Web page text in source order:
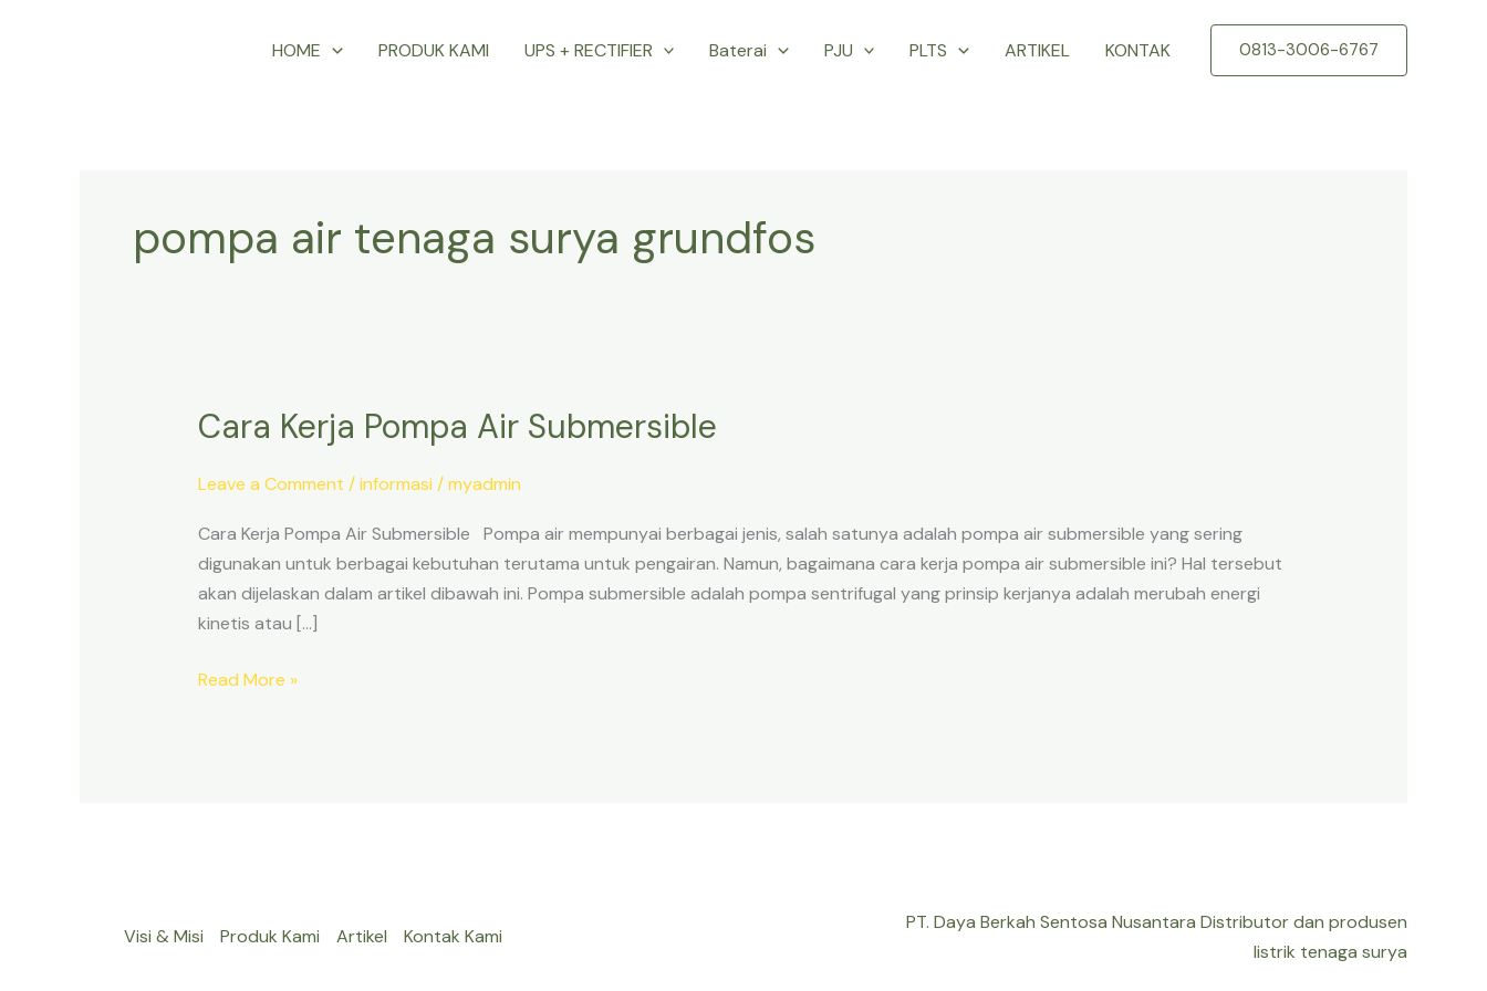
HOME PRODUK KAMI UPS + RECTIFIER Baterai PJU PLTS ARTIKEL KONTAK 0813-3006-6767
pompa air tenaga surya grundfos
Cara Kerja Pompa Air Submersible
Leave a Comment /informasi /myadmin
Cara Kerja Pompa Air Submersible Pompa air mempunyai berbagai jenis, salah satunya adalah pompa air submersible yang sering
digunakan untuk berbagai kebutuhan terutama untuk pengairan. Namun, bagaimana cara kerja pompa air submersible ini? Hal tersebut
akan dijelaskan dalam artikel dibawah ini. Pompa submersible adalah pompa sentrifugal yang prinsip kerjanya adalah merubah energi
kinetis atau […]
Cara
Pompa
Submersible
Read More »
Visi & Misi Produk Kami Artikel Kontak Kami
PT. Daya Berkah Sentosa Nusantara Distributor dan produsen
listrik tenaga surya